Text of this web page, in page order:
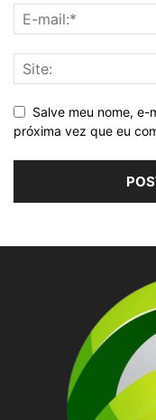
Salve meu nome,
próxima vez que eu